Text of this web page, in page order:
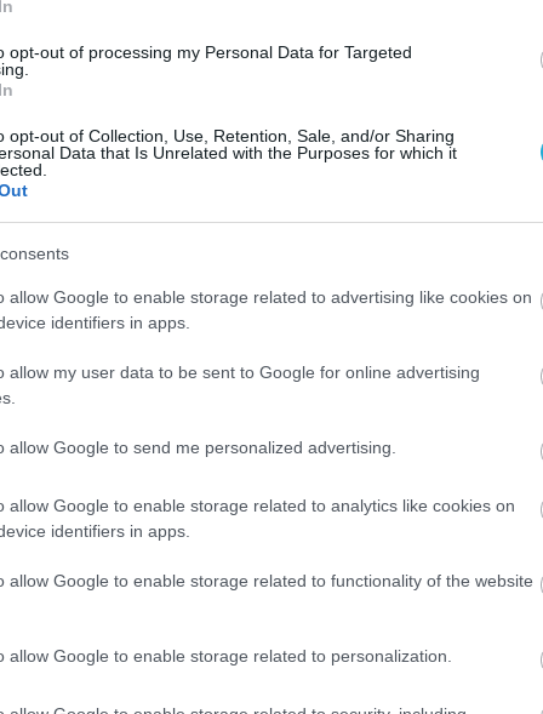
opt-out of processing my Personal Data for Targeted
opt-out of Collection, Use, Retention, Sale, and/or Sharing
Data that Is Unrelated with the Purposes for which it
allow Google to enable storage related to advertising like cookies on
identifiers in apps.
allow my user data to be sent to Google for online advertising
allow Google to send me personalized advertising.
allow Google to enable storage related to analytics like cookies on
identifiers in apps.
allow Google to enable storage related to functionality of the website
allow Google to enable storage related to personalization.
την έλλειψη γλυκών από τη διατροφή σου,
σου, μια από τις καλύτερες επιλογές
λόγο της γλυκιάς του γεύσης καλύπτει την
αγορά ζελέ χωρίς ζάχαρη που αποδίδουν μόνο 9
εξηγεί και τη χαμηλότερη θερμιδική τους αξία
μερίδα γλυκό του κουταλιού έχει 100-180kcal
ταψιού, οι πάστες κτλ.
μπολάκι με κρύο γιαούρτι 2% και να μην
ποσότητα σε ζάχαρη ακόμη καλύτερα.
φυστικοβούτυρο, καθώς είναι ένα κλασικός